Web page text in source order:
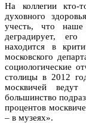
На коллегии кто-
духовного
учесть, что наше
деградирует,
находится в
московского
социологические
столицы в 2012
москвичей
большинство
процентов
– в музеях».